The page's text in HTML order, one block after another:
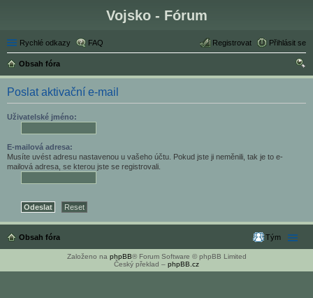
Vojsko - Fórum
Rychlé odkazy FAQ Přihlásit se
Registrovat
Obsah fóra
led
Poslat aktivační e-mail
Uživatelské jméno:
E-mailová adresa:
Musíte uvést adresu nastavenou u vašeho účtu. Pokud jste ji neměnili, tak je to e-
mailová adresa, se kterou jste se registrovali.
Obsah fóra Tým
Založeno na phpBB® Forum Software © phpBB Limited
Český překlad – phpBB.cz